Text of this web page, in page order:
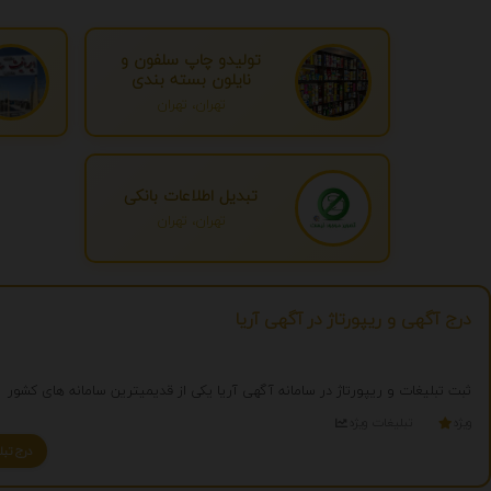
تولیدو چاپ سلفون و
نایلون بسته بندی
تهران، تهران
تبدیل اطلاعات بانکی
تهران، تهران
درج آگهی و ریپورتاژ در آگهی آریا
ثبت تبلیغات و ریپورتاژ در سامانه آگهی آریا یکی از قدیمیترین سامانه های کشور
درج تبلیغ شما